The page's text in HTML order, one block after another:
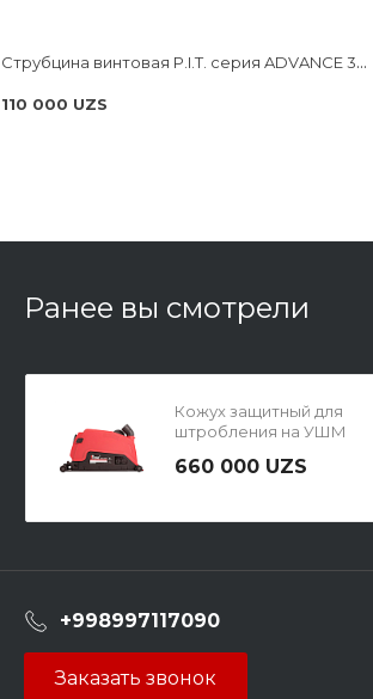
Струбцина винтовая P.I.T. cерия ADVANCE 300мм, тип F, 120x270 мм, 4000 Н, сталь/чугун HCLF03-0300
110 000 UZS
Ранее вы смотрели
Кожух защитный для
штробления на УШМ
230PRO
660 000 UZS
+998997117090
Заказать звонок